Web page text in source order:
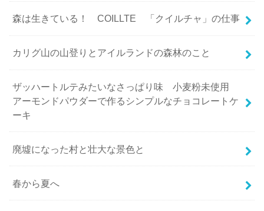
森は生きている！ COILLTE 「クイルチャ」の仕事
カリグ山の山登りとアイルランドの森林のこと
ザッハートルテみたいなさっぱり味 小麦粉未使用
アーモンドパウダーで作るシンプルなチョコレートケ
ーキ
廃墟になった村と壮大な景色と
春から夏へ